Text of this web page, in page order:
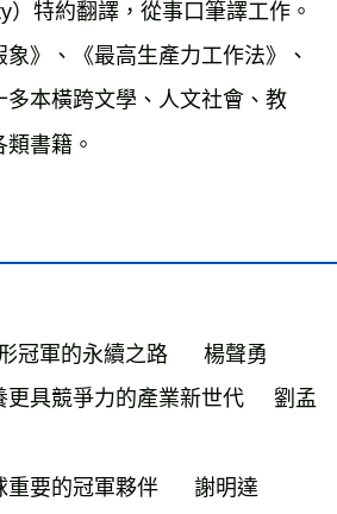
）特約翻譯，從事口筆譯工作。
》、《最高生產力工作法》、
多本橫跨文學、人文社會、教
書籍。
冠軍的永續之路      楊聲勇
更具競爭力的產業新世代     劉孟
重要的冠軍夥伴      謝明達